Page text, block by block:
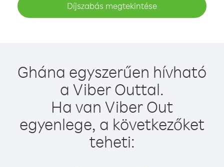
Díjszabás megtekintése
Ghána egyszerűen hívható
a Viber Outtal.
Ha van Viber Out
egyenlege, a következőket
teheti: